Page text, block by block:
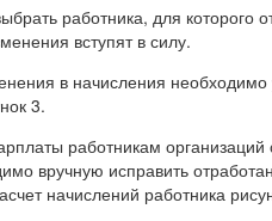
работника, для которого
вступят в силу.
в начисления
3.
работникам
вручную исправить
начислений работника